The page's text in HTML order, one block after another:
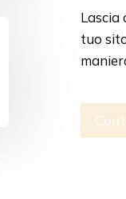
Lascia
tuo